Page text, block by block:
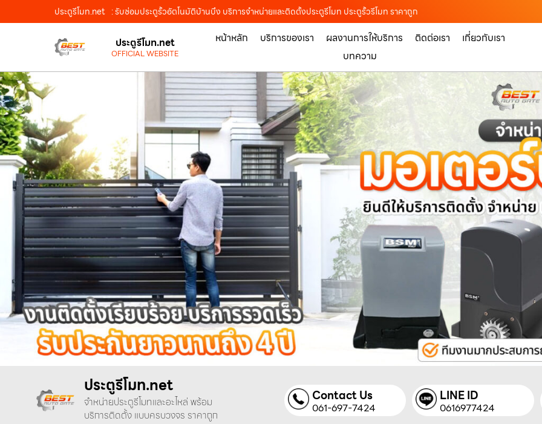
ประตูรีโมท.net : รับซ่อมประตูรั้วอัตโนมัติบ้านบึง บริการจำหน่ายและติดตั้งประตูรีโมท ประตูรั้วรีโมท ราคาถูก
ประตูรีโมท.net
OFFICIAL WEBSITE
หน้าหลัก บริการของเรา ผลงานการให้บริการ ติดต่อเรา
เกี่ยวกับเรา
บทความ
ประตูรีโมท.net
จำหน่ายประตูรีโมทและอะไหล่ พร้อม
บริการติดตั้ง แบบครบวงจร ราคาถูก
Contact Us
061-697-7424
LINE ID
0616977424